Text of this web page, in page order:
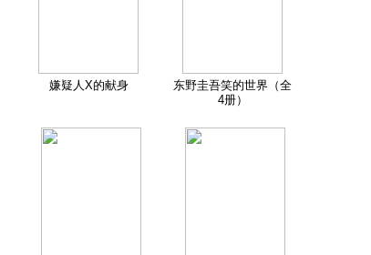
嫌疑人X的献身
东野圭吾笑的世界（全
4册）